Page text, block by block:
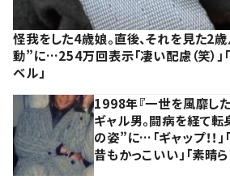
怪我をした4歳娘。直後、それを見た2
動”に…254万回表示「凄い配慮（笑）」
ベル」
1998年『一世を風靡し
ギャル男。闘病を経て
の姿”に…「ギャップ！！」
昔もかっこいい」「素晴ら